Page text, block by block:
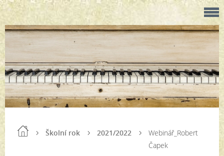
Školní rok 2021/2022
Webinář_Robert
Čapek